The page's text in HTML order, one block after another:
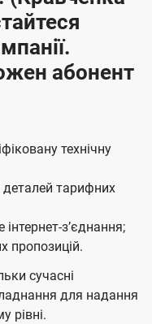
абонент
технічну
тарифних
зʼєднання;
пропозицій.
сучасні
для надання
рівні.